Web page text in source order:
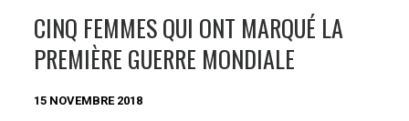
CINQ FEMMES QUI ONT MARQUÉ LA
PREMIÈRE GUERRE MONDIALE
15 NOVEMBRE 2018